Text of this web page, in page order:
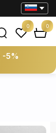
-5%
0 0